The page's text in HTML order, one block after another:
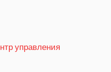
управления